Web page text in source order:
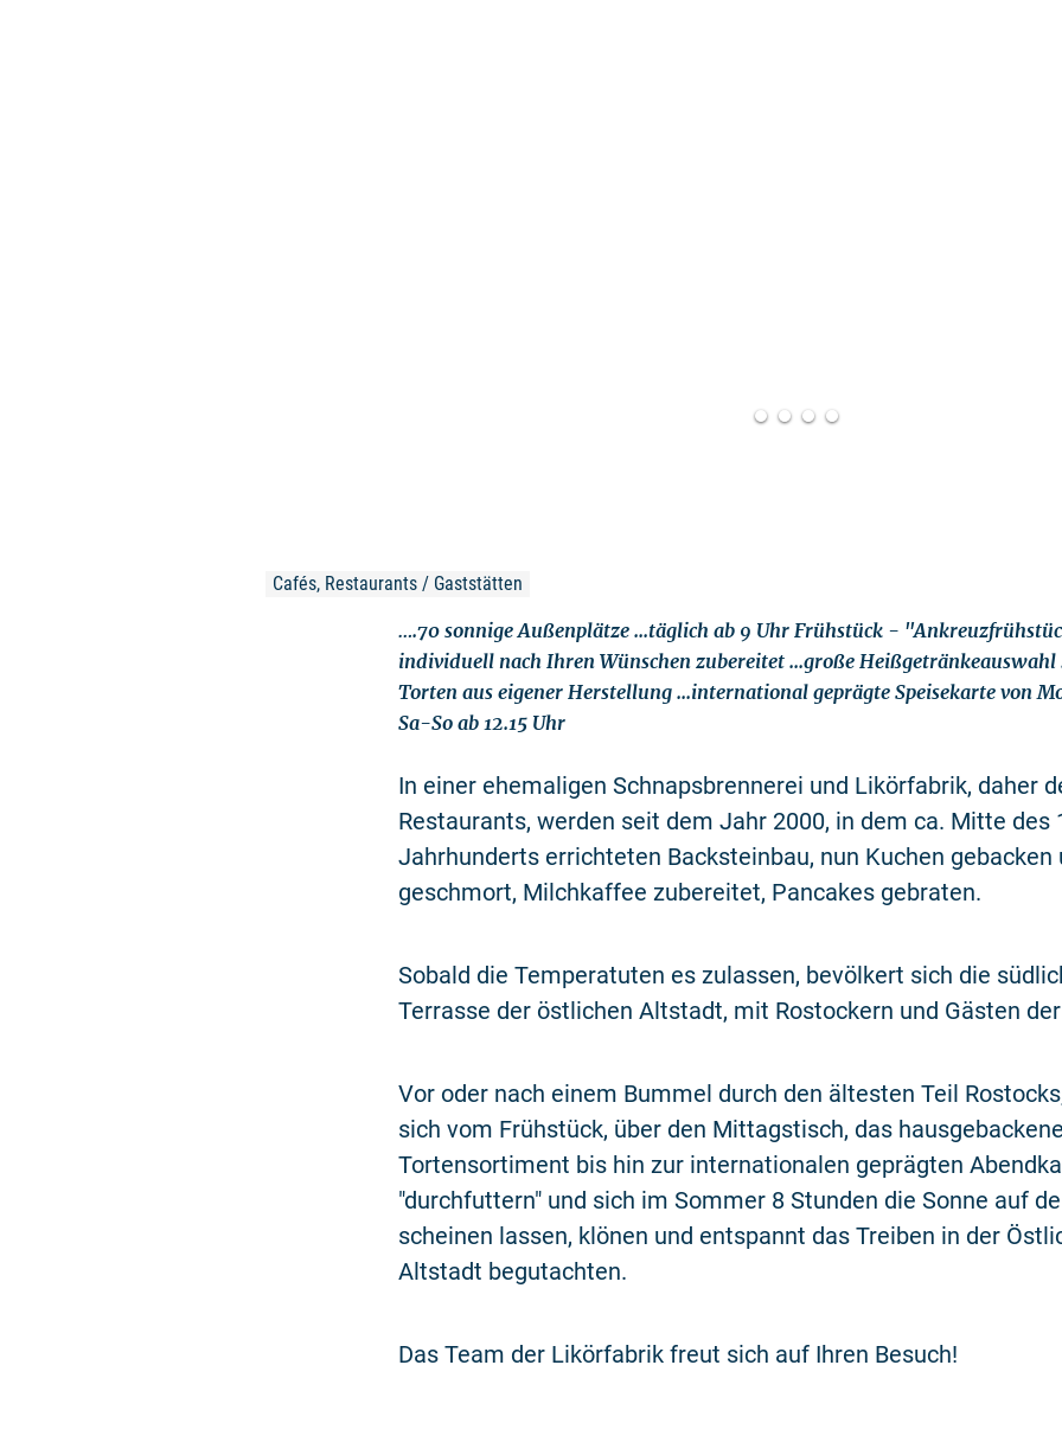
Cafés, Restaurants / Gaststätten
….70 sonnige Außenplätze ...täglich ab 9 Uhr Frühstück -
individuell nach Ihren Wünschen zubereitet ...große Heißgetränkeauswahl
Torten aus eigener Herstellung ...international geprägte Speisekarte von
Sa-So ab 12.15 Uhr
In einer ehemaligen Schnapsbrennerei und Likörfabrik, daher
Restaurants, werden seit dem Jahr 2000, in dem ca. Mitte des
Jahrhunderts errichteten Backsteinbau, nun Kuchen gebacken
geschmort, Milchkaffee zubereitet, Pancakes gebraten.
Sobald die Temperatuten es zulassen, bevölkert sich die
Terrasse der östlichen Altstadt, mit Rostockern und Gästen
Vor oder nach einem Bummel durch den ältesten Teil
sich vom Frühstück, über den Mittagstisch, das
Tortensortiment bis hin zur internationalen geprägten
"durchfuttern" und sich im Sommer 8 Stunden die Sonne auf
scheinen lassen, klönen und entspannt das Treiben in der
Altstadt begutachten.
Das Team der Likörfabrik freut sich auf Ihren Besuch!